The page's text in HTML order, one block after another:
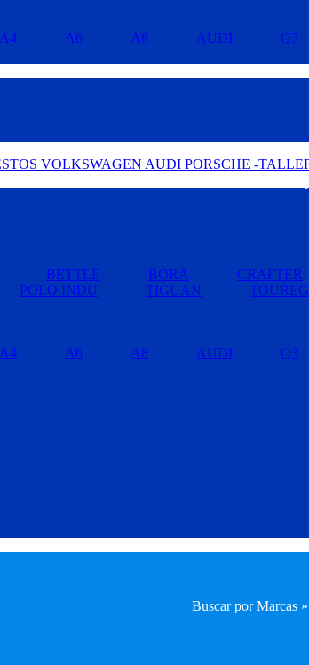
A4 A6 A8 AUDI Q3
BETTLE BORA CRAFTER
POLO INDU TIGUAN TOUREG
A4 A6 A8 AUDI Q3
Buscar por Marcas »